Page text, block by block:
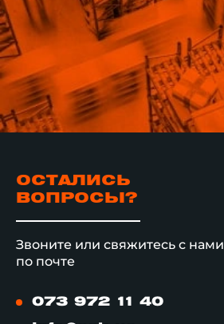
ОСТАЛИСЬ
ВОПРОСЫ?
Звоните или свяжитесь с нами
по почте
073 972 11 40